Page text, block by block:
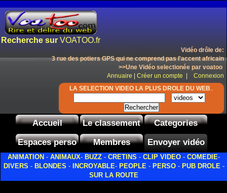
Recherche sur VOATOO.fr
Vidéo drôle de:
3 rue des potiers GPS qui ne comprend pas l'accent africain
>>Une Vidéo selectionée par voatoo
Annuaire
Créer un compte
Connexion
LA SELECTION VIDEO LA PLUS DROLE DU WEB..
Accueil Le classement
Categories
Espaces perso
Membres Envoyer vidéo
ANIMATION - ANIMAUX- BUZZ - CRETINS - CLIP VIDEO - COMEDIE-
DIVERS - BLONDES -INCROYABLE- PEOPLE- PERSO-PUB DROLE -
SUR LA ROUTE